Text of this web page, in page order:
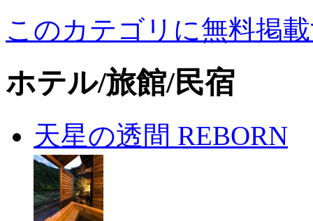
このカテゴリに無料掲
ホテル/旅館/民宿
天星の透間 REBORN